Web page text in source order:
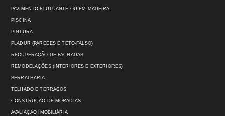
PAVIMENTO FLUTUANTE OU EM MADEIRA
PISCINA
PINTURA
PLADUR (PAREDES E TETO-FALSO)
RECUPERAÇÃO DE FACHADAS
REMODELAÇÕES (INTERIORES E EXTERIORES)
SERRALHARIA
TELHADO E TERRAÇOS
CONSTRUÇÃO DE MORADIAS
AVALIAÇÃO IMOBILIÁRIA